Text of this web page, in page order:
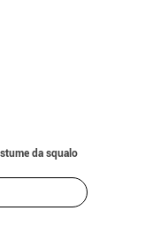
da squalo